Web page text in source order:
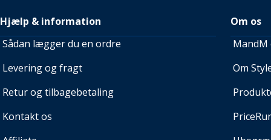
Hjælp & information
Sådan lægger du en ordre
Levering og fragt
Retur og tilbagebetaling
Kontakt os
Om os
MandM
Om